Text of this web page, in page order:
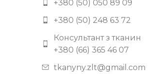
+380 (50) 050 89 09
+380 (50) 248 63 72
Консультант з тканин
+380 (66) 365 46 07
tkanyny.zlt@gmail.com